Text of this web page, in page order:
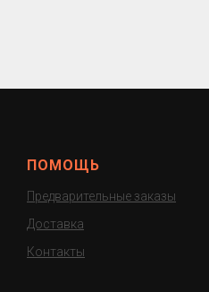
ПОМОЩЬ
Предварительные заказы
Доставка
Контакты